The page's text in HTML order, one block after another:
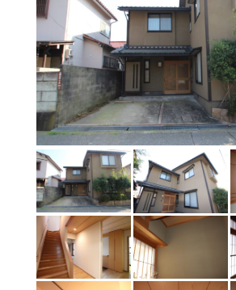
/
金沢市全域
金沢市中心部 南部(野々市方面)
北
中部(金沢駅/県庁方面)
東部(金沢大学
西部(西金沢/西インター)
その他
野々市市 白山市 能美市
かほく市
河北郡